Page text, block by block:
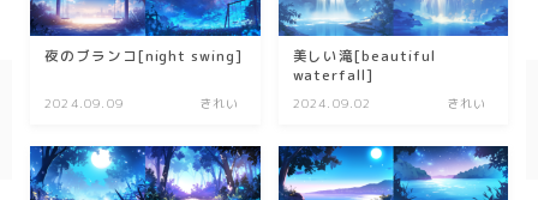
バレンタイン
七夕
夜のブランコ[night swing]
2024.09.09 きれい
美しい滝[beautiful
waterfall]
2024.09.02 きれい